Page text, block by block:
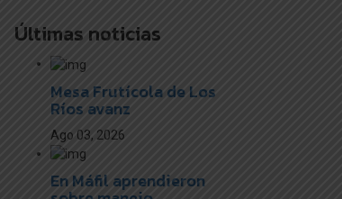
Últimas noticias
Mesa Frutícola de Los
Ríos avanz
Ago 03, 2026
En Máfil aprendieron